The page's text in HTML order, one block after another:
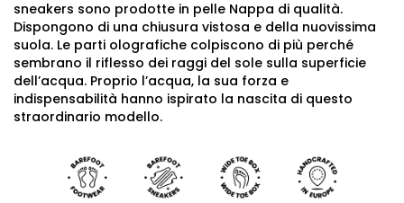
sneakers sono prodotte in pelle Nappa di qualità.
Dispongono di una chiusura vistosa e della nuovissima
suola. Le parti olografiche colpiscono di più perché
sembrano il riflesso dei raggi del sole sulla superficie
dell’acqua. Proprio l’acqua, la sua forza e
indispensabilità hanno ispirato la nascita di questo
straordinario modello.